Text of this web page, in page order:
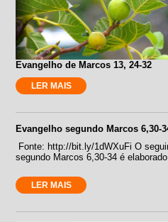
Evangelho de Marcos 13, 24-32
LER MAIS
Evangelho segundo Marcos 6,30-
Fonte: http://bit.ly/1dWXuFi O
segundo Marcos 6,30-34 é
LER MAIS